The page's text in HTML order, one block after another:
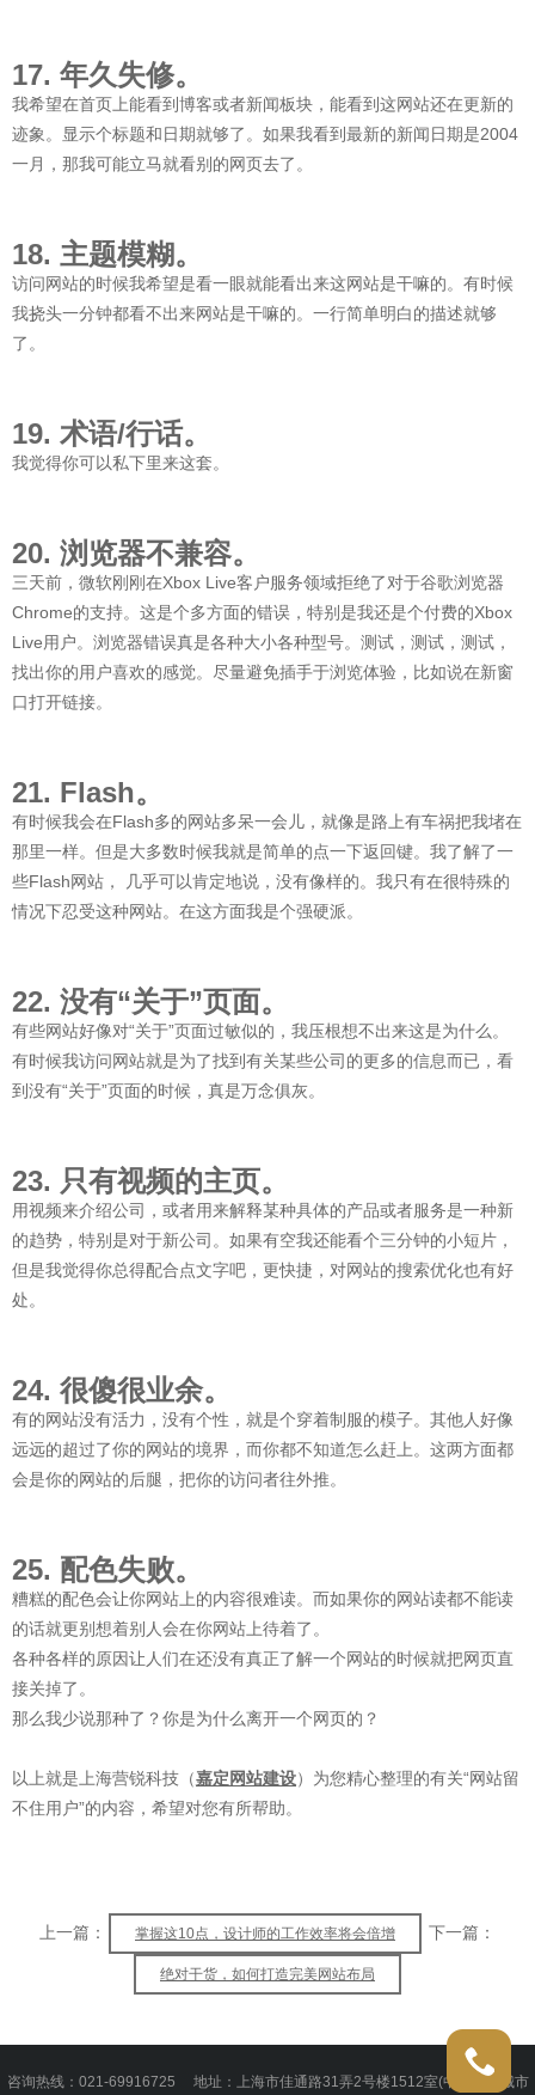
17. 年久失修。
我希望在首页上能看到博客或者新闻板块，能看到这网站还在更新的
迹象。显示个标题和日期就够了。如果我看到最新的新闻日期是2004
一月，那我可能立马就看别的网页去了。
18. 主题模糊。
访问网站的时候我希望是看一眼就能看出来这网站是干嘛的。有时候
我挠头一分钟都看不出来网站是干嘛的。一行简单明白的描述就够
了。
19. 术语/行话。
我觉得你可以私下里来这套。
20. 浏览器不兼容。
三天前，微软刚刚在Xbox Live客户服务领域拒绝了对于谷歌浏览器
Chrome的支持。这是个多方面的错误，特别是我还是个付费的Xbox
Live用户。浏览器错误真是各种大小各种型号。测试，测试，测试，
找出你的用户喜欢的感觉。尽量避免插手于浏览体验，比如说在新窗
口打开链接。
21. Flash。
有时候我会在Flash多的网站多呆一会儿，就像是路上有车祸把我堵在
那里一样。但是大多数时候我就是简单的点一下返回键。我了解了一
些Flash网站， 几乎可以肯定地说，没有像样的。我只有在很特殊的
情况下忍受这种网站。在这方面我是个强硬派。
22. 没有“关于”页面。
有些网站好像对“关于”页面过敏似的，我压根想不出来这是为什么。
有时候我访问网站就是为了找到有关某些公司的更多的信息而已，看
到没有“关于”页面的时候，真是万念俱灰。
23. 只有视频的主页。
用视频来介绍公司，或者用来解释某种具体的产品或者服务是一种新
的趋势，特别是对于新公司。如果有空我还能看个三分钟的小短片，
但是我觉得你总得配合点文字吧，更快捷，对网站的搜索优化也有好
处。
24. 很傻很业余。
有的网站没有活力，没有个性，就是个穿着制服的模子。其他人好像
远远的超过了你的网站的境界，而你都不知道怎么赶上。这两方面都
会是你的网站的后腿，把你的访问者往外推。
25. 配色失败。
糟糕的配色会让你网站上的内容很难读。而如果你的网站读都不能读
的话就更别想着别人会在你网站上待着了。
各种各样的原因让人们在还没有真正了解一个网站的时候就把网页直
接关掉了。
那么我少说那种了？你是为什么离开一个网页的？
以上就是上海营锐科技（嘉定网站建设）为您精心整理的有关“网站留
不住用户”的内容，希望对您有所帮助。
上一篇： 掌握这10点，设计师的工作效率将会倍增 下一篇：
绝对干货，如何打造完美网站布局
咨询热线：021-69916725 地址：上海市佳通路31弄2号楼1512室(中冶祥腾城市
021-